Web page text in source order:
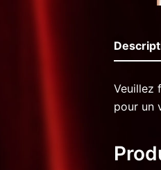
Veuillez
pour un